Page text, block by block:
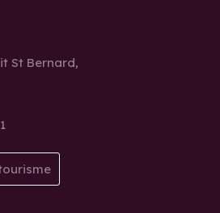
St Bernard,